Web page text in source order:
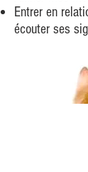
Entrer en
écouter ses